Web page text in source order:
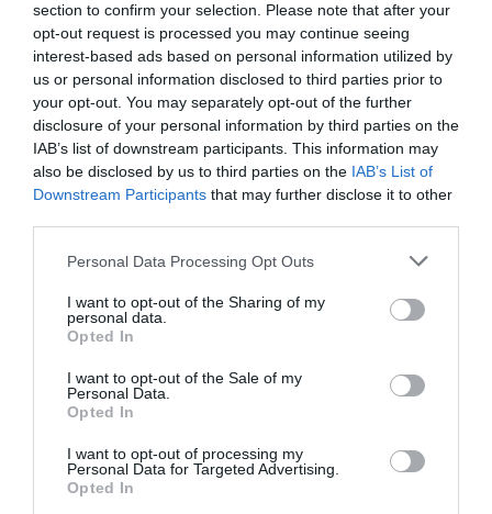
section to confirm your selection. Please note that after your
opt-out request is processed you may continue seeing
interest-based ads based on personal information utilized by
us or personal information disclosed to third parties prior to
your opt-out. You may separately opt-out of the further
disclosure of your personal information by third parties on the
IAB’s list of downstream participants. This information may
also be disclosed by us to third parties on the IAB’s List of
Downstream Participants that may further disclose it to other
Personal Data Processing Opt Outs
I want to opt-out of the Sharing of my
personal data.
Opted In
I want to opt-out of the Sale of my
Personal Data.
Opted In
I want to opt-out of processing my
Personal Data for Targeted Advertising.
Opted In